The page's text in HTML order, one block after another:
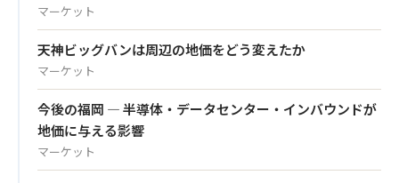
マーケット
天神ビッグバンは周辺の地価をどう変えたか
マーケット
今後の福岡 — 半導体・データセンター・インバウンドが
地価に与える影響
マーケット